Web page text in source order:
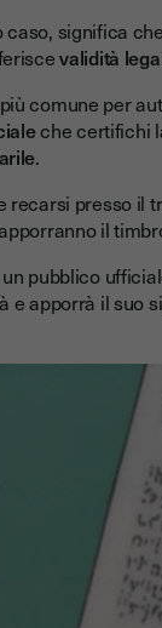
caso, significa che
validità
comune per
che certifichi
.
recarsi presso il
il
pubblico
e apporrà il suo